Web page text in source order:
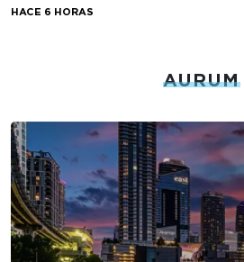
HACE 6 HORAS
AURUM